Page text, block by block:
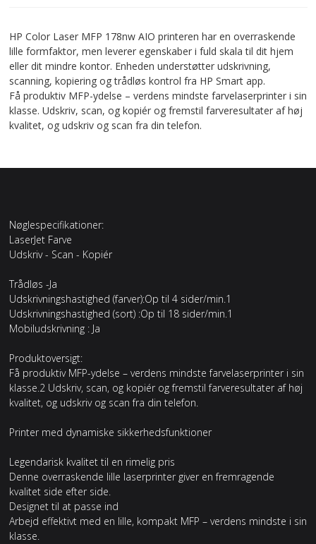
HP Color Laser MFP 178nw AIO printeren har en overraskende
lille formfaktor, men leverer egenskaber i fuld skala til dit hjem
eller dit mindre kontor. Enheden understøtter udskrivning,
scanning, kopiering og trådløs kontrol fra HP Smart app.
Få produktiv MFP-ydelse – verdens mindste farvelaserprinter i sin
klasse. Udskriv, scan, og kopiér og fremstil farveresultater af høj
kvalitet, og udskriv og scan fra din telefon.
Nøglespecifikationer:
LaserJet Farve
Udskriv - Scan - Kopiér
Trådløs -Ja
Udskrivningshastighed (farver):Op til 4 sider/min.1
Udskrivningshastighed (sort) :Op til 18 sider/min.1
Mobiludskrivning : Ja
Produktoversigt:
Få produktiv MFP-ydelse – verdens mindste farvelaserprinter i sin
klasse.2 Udskriv, scan, og kopiér og fremstil farveresultater af høj
kvalitet, og udskriv og scan fra din telefon.
Printer med dynamiske sikkerhedsfunktioner
Legendarisk kvalitet til en rimelig pris
Denne overraskende lille laserprinter giver en fremragende
kvalitet side efter side.
Designet til at passe ind
Arbejd effektivt med en lille, kompakt MFP – verdens mindste i sin
klasse.